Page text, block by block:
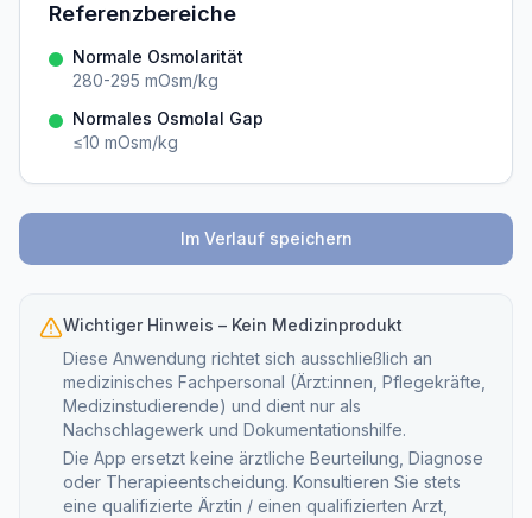
Referenzbereiche
Normale Osmolarität
280-295 mOsm/kg
Normales Osmolal Gap
≤10 mOsm/kg
Im Verlauf speichern
Wichtiger Hinweis – Kein Medizinprodukt
Diese Anwendung richtet sich ausschließlich an
medizinisches Fachpersonal (Ärzt:innen, Pflegekräfte,
Medizinstudierende) und dient nur als
Nachschlagewerk und Dokumentationshilfe.
Die App ersetzt keine ärztliche Beurteilung, Diagnose
oder Therapieentscheidung. Konsultieren Sie stets
eine qualifizierte Ärztin / einen qualifizierten Arzt,